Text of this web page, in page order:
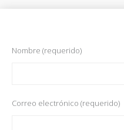
Nombre (requerido)
Correo electrónico (requerido)